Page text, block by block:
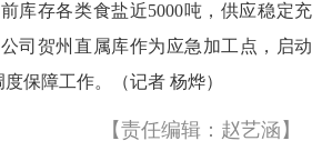
库存各类食盐近5000吨，供应稳定充
司贺州直属库作为应急加工点，启动
保障工作。（记者 杨烨）
【责任编辑：赵艺涵】